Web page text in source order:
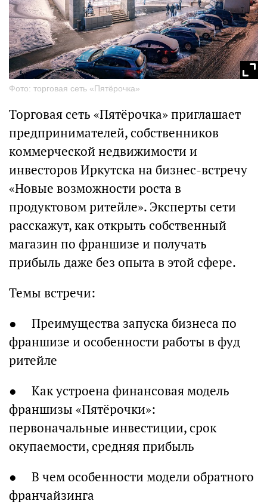
Фото: торговая сеть «Пятёрочка»
Торговая сеть «Пятёрочка» приглашает
предпринимателей, собственников
коммерческой недвижимости и
инвесторов Иркутска на бизнес-встречу
«Новые возможности роста в
продуктовом ритейле». Эксперты сети
расскажут, как открыть собственный
магазин по франшизе и получать
прибыль даже без опыта в этой сфере.
Темы встречи:
● Преимущества запуска бизнеса по
франшизе и особенности работы в фуд
ритейле
● Как устроена финансовая модель
франшизы «Пятёрочки»:
первоначальные инвестиции, срок
окупаемости, средняя прибыль
● В чем особенности модели обратного
франчайзинга